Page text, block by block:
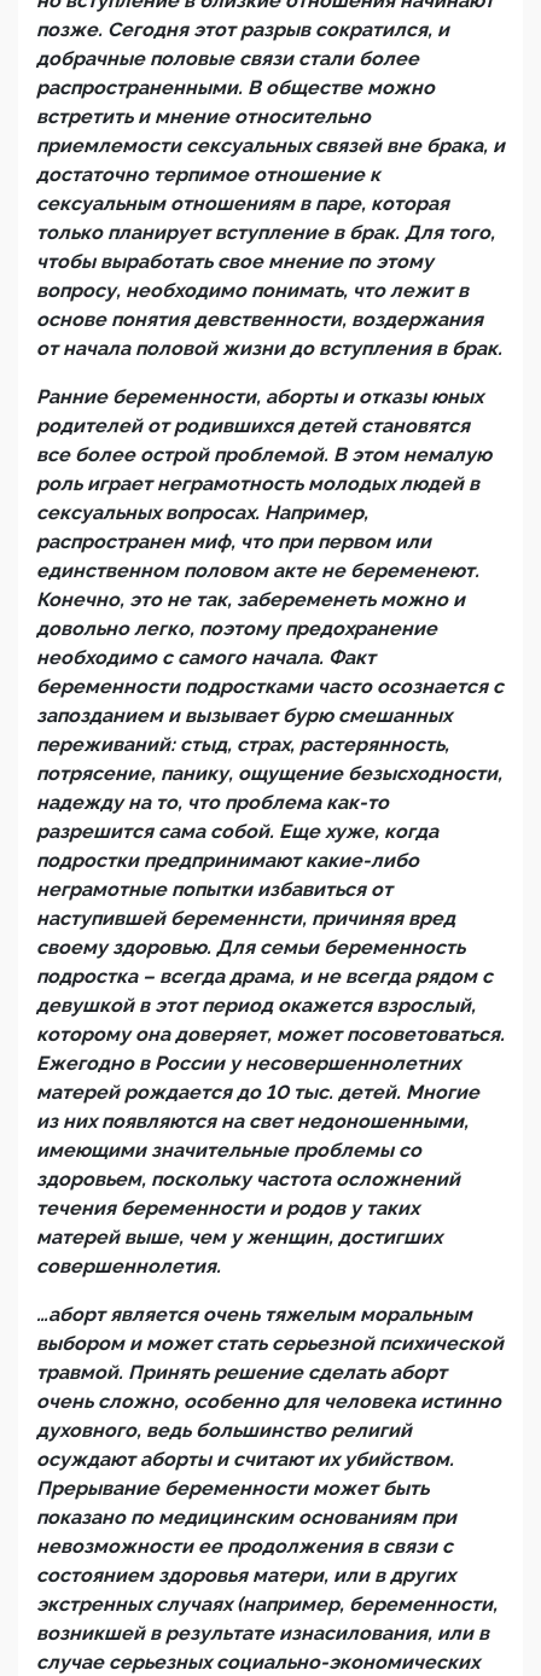
позже. Сегодня этот разрыв сократился, и
добрачные половые связи стали более
распространенными. В обществе можно
встретить и мнение относительно
приемлемости сексуальных связей вне брака, и
достаточно терпимое отношение к
сексуальным отношениям в паре, которая
только планирует вступление в брак. Для того,
чтобы выработать свое мнение по этому
вопросу, необходимо понимать, что лежит в
основе понятия девственности, воздержания
от начала половой жизни до вступления в брак.
Ранние беременности, аборты и отказы юных
родителей от родившихся детей становятся
все более острой проблемой. В этом немалую
роль играет неграмотность молодых людей в
сексуальных вопросах. Например,
распространен миф, что при первом или
единственном половом акте не беременеют.
Конечно, это не так, забеременеть можно и
довольно легко, поэтому предохранение
необходимо с самого начала. Факт
беременности подростками часто осознается с
запозданием и вызывает бурю смешанных
переживаний: стыд, страх, растерянность,
потрясение, панику, ощущение безысходности,
надежду на то, что проблема как-то
разрешится сама собой. Еще хуже, когда
подростки предпринимают какие-либо
неграмотные попытки избавиться от
наступившей беременнсти, причиняя вред
своему здоровью. Для семьи беременность
подростка – всегда драма, и не всегда рядом с
девушкой в этот период окажется взрослый,
которому она доверяет, может посоветоваться.
Ежегодно в России у несовершеннолетних
матерей рождается до 10 тыс. детей. Многие
из них появляются на свет недоношенными,
имеющими значительные проблемы со
здоровьем, поскольку частота осложнений
течения беременности и родов у таких
матерей выше, чем у женщин, достигших
совершеннолетия.
…аборт является очень тяжелым моральным
выбором и может стать серьезной психической
травмой. Принять решение сделать аборт
очень сложно, особенно для человека истинно
духовного, ведь большинство религий
осуждают аборты и считают их убийством.
Прерывание беременности может быть
показано по медицинским основаниям при
невозможности ее продолжения в связи с
состоянием здоровья матери, или в других
экстренных случаях (например, беременности,
возникшей в результате изнасилования, или в
случае серьезных социально-экономических